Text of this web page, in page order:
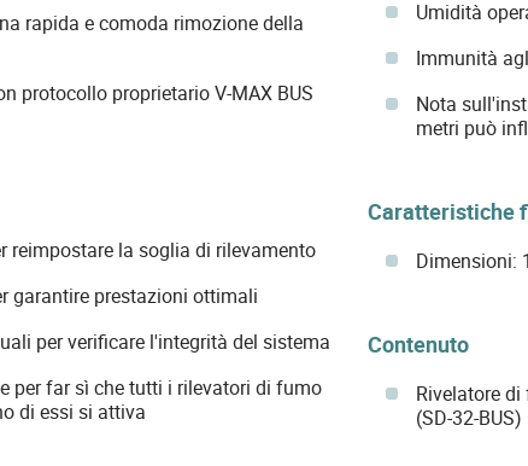
rapida e comoda rimozione della
protocollo proprietario V-MAX BUS
reimpostare la soglia di rilevamento
garantire prestazioni ottimali
per verificare l'integrità del sistema
per far sì che tutti i rilevatori di fumo
di essi si attiva
Umidità
Immunità
Nota
metri può
Caratteristiche
Dimensioni:
Contenuto
Rivelatore di
(SD-32-BUS)